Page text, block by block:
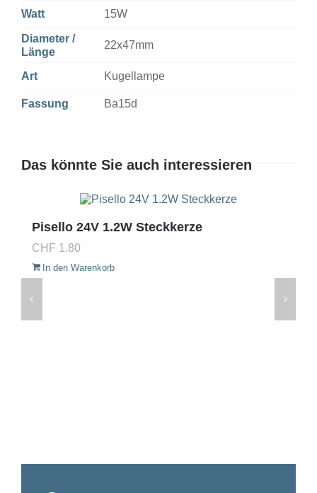
Watt 15W
Diameter /
Länge
22x47mm
Art Kugellampe
Fassung Ba15d
Das könnte Sie auch interessieren
Pisello 24V 1.2W Steckkerze
CHF 1.80
In den Warenkorb